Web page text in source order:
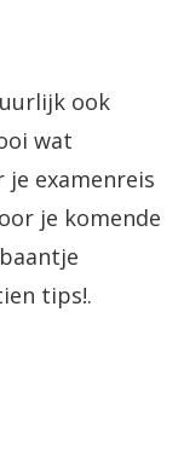
ook
wat
examenreis
je komende
tips!.